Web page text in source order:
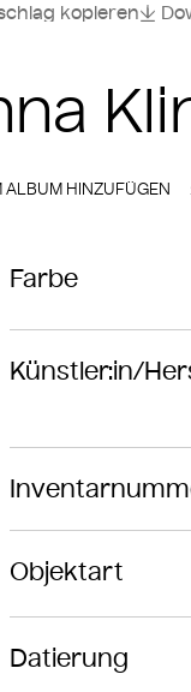
kopieren
ALBUM HINZUFÜGEN
Farbe
Künstler:in/
Objektart
Datierung